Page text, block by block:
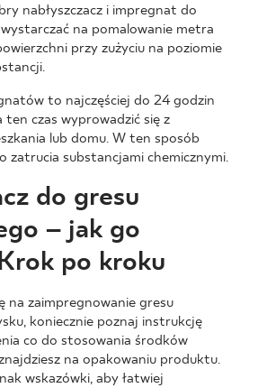
nabłyszczacz i impregnat do
na pomalowanie metra
przy zużyciu na poziomie
to najczęściej do 24 godzin
czas wyprowadzić się z
lub domu. W ten sposób
zatrucia substancjami chemicznymi.
do gresu
– jak go
po kroku
na zaimpregnowanie gresu
koniecznie poznaj instrukcję
co do stosowania środków
na opakowaniu produktu.
wskazówki, aby łatwiej